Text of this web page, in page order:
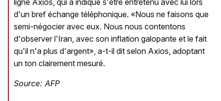
ligne Axios, qui a indiqué s'être entretenu avec lui lors
d'un bref échange téléphonique. «Nous ne faisons que
semi-négocier avec eux. Nous nous contentons
d'observer l'Iran, avec son inflation galopante et le fait
qu'il n'a plus d'argent», a-t-il dit selon Axios, adoptant
un ton clairement mesuré.
Source: AFP